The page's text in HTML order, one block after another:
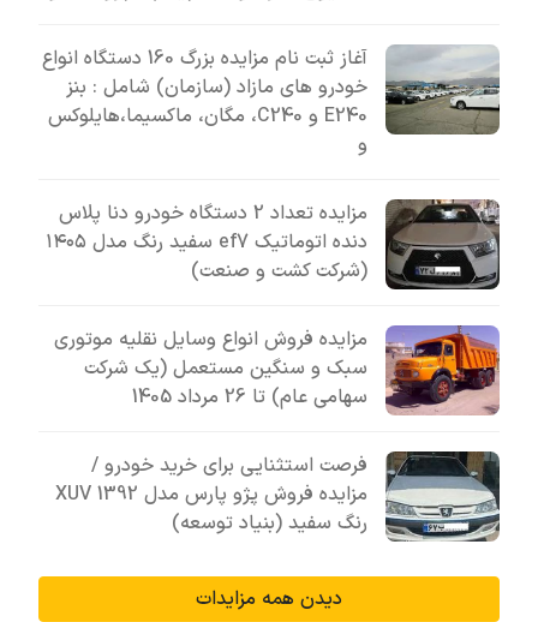
آغاز ثبت نام مزایده بزرگ 160 دستگاه انواع
خودرو های مازاد (سازمان) شامل : بنز
E240 و C240، مگان، ماکسیما،هایلوکس
و
مزایده تعداد 2 دستگاه خودرو دنا پلاس
دنده اتوماتیک ef7 سفید رنگ مدل ۱۴۰۵
(شرکت کشت و صنعت)
مزایده فروش انواع وسایل نقلیه موتوری
سبک و سنگین مستعمل (یک شرکت
سهامی عام) تا 26 مرداد 1405
فرصت استثنایی برای خرید خودرو /
مزایده فروش پژو پارس مدل 1392 XUV
رنگ سفید (بنیاد توسعه)
دیدن همه مزایدات